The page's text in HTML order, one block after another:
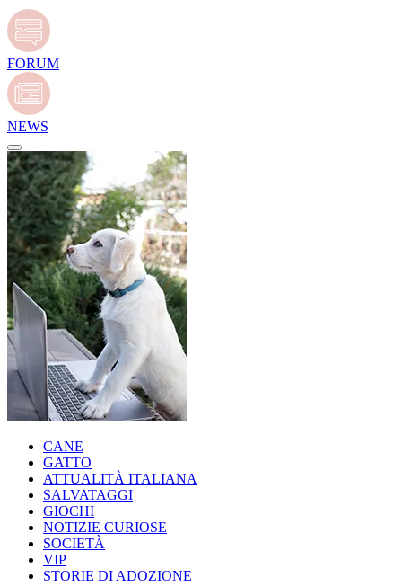
FORUM
NEWS
CANE
GATTO
ATTUALITÀ ITALIANA
SALVATAGGI
GIOCHI
NOTIZIE CURIOSE
SOCIETÀ
VIP
STORIE DI ADOZIONE